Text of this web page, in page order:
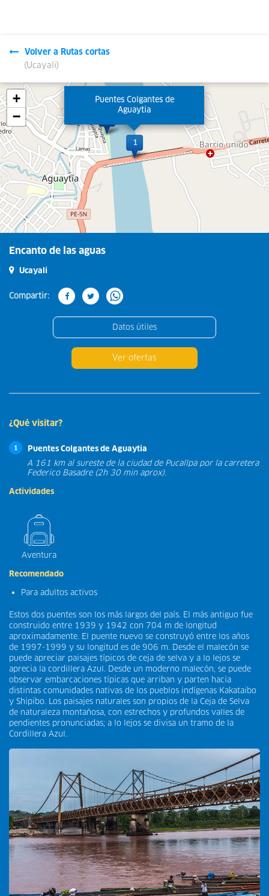
Volver a Rutas cortas
(Ucayali)
Puentes Colgantes de
Aguaytia
+
−
Encanto de las aguas
Ucayali
Compartir:
Datos útiles
Ver ofertas
¿Qué visitar?
1
Puentes Colgantes de Aguaytia
A 161 km al sureste de la ciudad de Pucallpa por la carretera
Federico Basadre (2h 30 min aprox).
Actividades
Aventura
Recomendado
Para adultos activos
Estos dos puentes son los más largos del país. El más antiguo fue
construido entre 1939 y 1942 con 704 m de longitud
aproximadamente. El puente nuevo se construyó entre los años
de 1997-1999 y su longitud es de 906 m. Desde el malecón se
puede apreciar paisajes típicos de ceja de selva y a lo lejos se
aprecia la cordillera Azul. Desde un moderno malecón, se puede
observar embarcaciones típicas que arriban y parten hacia
distintas comunidades nativas de los pueblos indígenas Kakataibo
y Shipibo. Los paisajes naturales son propios de la Ceja de Selva
de naturaleza montañosa, con estrechos y profundos valles de
pendientes pronunciadas; a lo lejos se divisa un tramo de la
Cordillera Azul.